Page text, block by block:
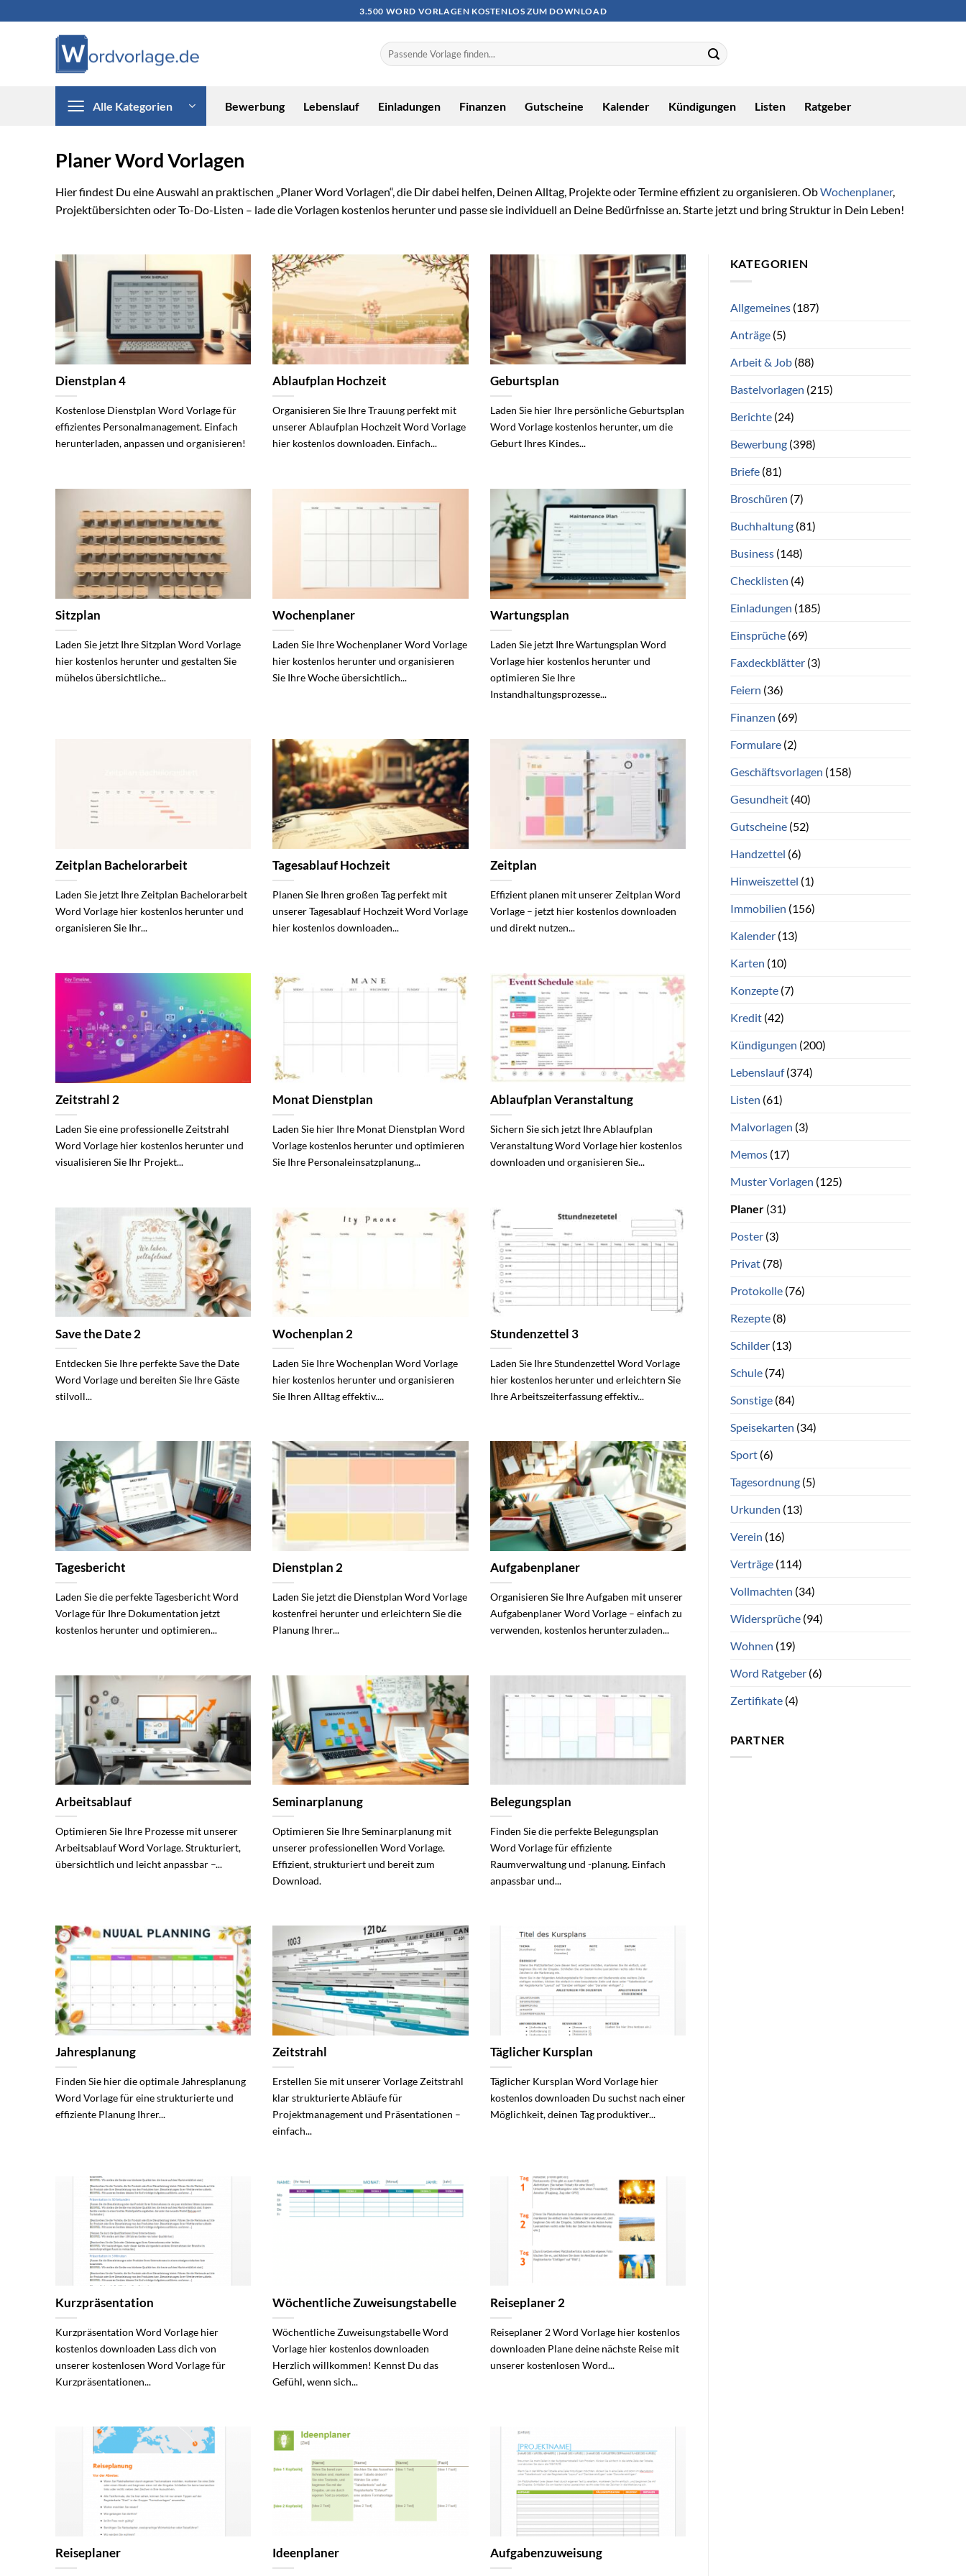
3.500 WORD VORLAGEN KOSTENLOS ZUM DOWNLOAD
Alle Kategorien Bewerbung Lebenslauf Einladungen Finanzen Gutscheine Kalender Kündigungen Listen Ratgeber
Planer Word Vorlagen
Hier findest Du eine Auswahl an praktischen „Planer Word Vorlagen“, die Dir dabei helfen, Deinen Alltag, Projekte oder Termine effizient zu organisieren. ObWochenplaner,
Projektübersichten oder To-Do-Listen – lade die Vorlagen kostenlos herunter und passe sie individuell an Deine Bedürfnisse an. Starte jetzt und bring Struktur in Dein Leben!
Dienstplan 4
Kostenlose Dienstplan Word Vorlage für
effizientes Personalmanagement. Einfach
herunterladen, anpassen und organisieren!
Ablaufplan Hochzeit
Organisieren Sie Ihre Trauung perfekt mit
unserer Ablaufplan Hochzeit Word Vorlage
hier kostenlos downloaden. Einfach...
Geburtsplan
Laden Sie hier Ihre persönliche Geburtsplan
Word Vorlage kostenlos herunter, um die
Geburt Ihres Kindes...
Sitzplan
Laden Sie jetzt Ihre Sitzplan Word Vorlage
hier kostenlos herunter und gestalten Sie
mühelos übersichtliche...
Wochenplaner
Laden Sie Ihre Wochenplaner Word Vorlage
hier kostenlos herunter und organisieren
Sie Ihre Woche übersichtlich...
Wartungsplan
Laden Sie jetzt Ihre Wartungsplan Word
Vorlage hier kostenlos herunter und
optimieren Sie Ihre
Instandhaltungsprozesse...
Zeitplan Bachelorarbeit
Laden Sie jetzt Ihre Zeitplan Bachelorarbeit
Word Vorlage hier kostenlos herunter und
organisieren Sie Ihr...
Tagesablauf Hochzeit
Planen Sie Ihren großen Tag perfekt mit
unserer Tagesablauf Hochzeit Word Vorlage
hier kostenlos downloaden...
Zeitplan
Effizient planen mit unserer Zeitplan Word
Vorlage – jetzt hier kostenlos downloaden
und direkt nutzen...
Zeitstrahl 2
Laden Sie eine professionelle Zeitstrahl
Word Vorlage hier kostenlos herunter und
visualisieren Sie Ihr Projekt...
Monat Dienstplan
Laden Sie hier Ihre Monat Dienstplan Word
Vorlage kostenlos herunter und optimieren
Sie Ihre Personaleinsatzplanung...
Ablaufplan Veranstaltung
Sichern Sie sich jetzt Ihre Ablaufplan
Veranstaltung Word Vorlage hier kostenlos
downloaden und organisieren Sie...
Save the Date 2
Entdecken Sie Ihre perfekte Save the Date
Word Vorlage und bereiten Sie Ihre Gäste
stilvoll...
Wochenplan 2
Laden Sie Ihre Wochenplan Word Vorlage
hier kostenlos herunter und organisieren
Sie Ihren Alltag effektiv....
Stundenzettel 3
Laden Sie Ihre Stundenzettel Word Vorlage
hier kostenlos herunter und erleichtern Sie
Ihre Arbeitszeiterfassung effektiv...
Tagesbericht
Laden Sie die perfekte Tagesbericht Word
Vorlage für Ihre Dokumentation jetzt
kostenlos herunter und optimieren...
Dienstplan 2
Laden Sie jetzt die Dienstplan Word Vorlage
kostenfrei herunter und erleichtern Sie die
Planung Ihrer...
Aufgabenplaner
Organisieren Sie Ihre Aufgaben mit unserer
Aufgabenplaner Word Vorlage – einfach zu
verwenden, kostenlos herunterzuladen...
Arbeitsablauf
Optimieren Sie Ihre Prozesse mit unserer
Arbeitsablauf Word Vorlage. Strukturiert,
übersichtlich und leicht anpassbar –...
Seminarplanung
Optimieren Sie Ihre Seminarplanung mit
unserer professionellen Word Vorlage.
Effizient, strukturiert und bereit zum
Download.
Belegungsplan
Finden Sie die perfekte Belegungsplan
Word Vorlage für effiziente
Raumverwaltung und -planung. Einfach
anpassbar und...
Jahresplanung
Finden Sie hier die optimale Jahresplanung
Word Vorlage für eine strukturierte und
effiziente Planung Ihrer...
Zeitstrahl
Erstellen Sie mit unserer Vorlage Zeitstrahl
klar strukturierte Abläufe für
Projektmanagement und Präsentationen –
einfach...
Täglicher Kursplan
Täglicher Kursplan Word Vorlage hier
kostenlos downloaden Du suchst nach einer
Möglichkeit, deinen Tag produktiver...
Kurzpräsentation
Kurzpräsentation Word Vorlage hier
kostenlos downloaden Lass dich von
unserer kostenlosen Word Vorlage für
Kurzpräsentationen...
Wöchentliche Zuweisungstabelle
Wöchentliche Zuweisungstabelle Word
Vorlage hier kostenlos downloaden
Herzlich willkommen! Kennst Du das
Gefühl, wenn sich...
Reiseplaner 2
Reiseplaner 2 Word Vorlage hier kostenlos
downloaden Plane deine nächste Reise mit
unserer kostenlosen Word...
Reiseplaner Ideenplaner Aufgabenzuweisung
KATEGORIEN
Allgemeines(187)
Anträge(5)
Arbeit & Job(88)
Bastelvorlagen (215)
Berichte(24)
Bewerbung(398)
Briefe(81)
Broschüren (7)
Buchhaltung(81)
Business(148)
Checklisten (4)
Einladungen (185)
Einsprüche(69)
Faxdeckblätter(3)
Feiern (36)
Finanzen (69)
Formulare(2)
Geschäftsvorlagen (158)
Gesundheit(40)
Gutscheine(52)
Handzettel (6)
Hinweiszettel (1)
Immobilien (156)
Kalender(13)
Karten (10)
Konzepte(7)
Kredit(42)
Kündigungen (200)
Lebenslauf(374)
Listen (61)
Malvorlagen (3)
Memos(17)
Muster Vorlagen (125)
Planer(31)
Poster(3)
Privat(78)
Protokolle(76)
Rezepte(8)
Schilder(13)
Schule(74)
Sonstige(84)
Speisekarten (34)
Sport(6)
Tagesordnung(5)
Urkunden (13)
Verein (16)
Verträge(114)
Vollmachten (34)
Widersprüche(94)
Wohnen (19)
Word Ratgeber(6)
Zertifikate(4)
PARTNER